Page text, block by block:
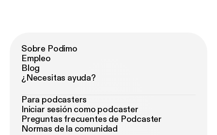
Sobre Podimo
Empleo
Blog
¿Necesitas ayuda?
Para podcasters
Iniciar sesión como podcaster
Preguntas frecuentes de Podcaster
Normas de la comunidad